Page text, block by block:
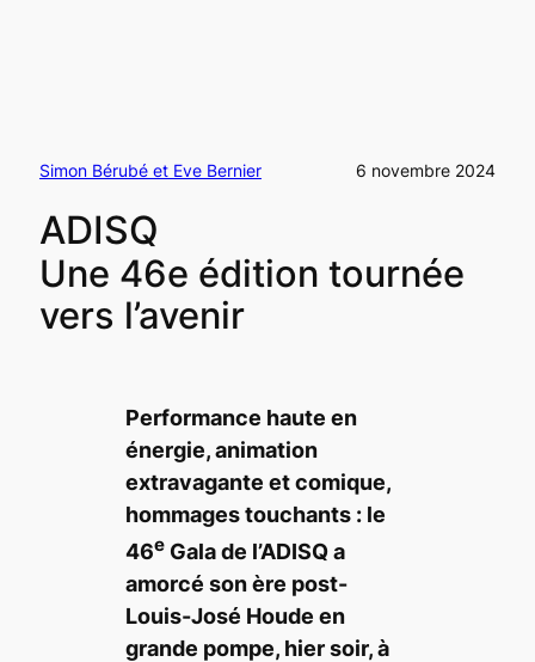
Simon Bérubé et Eve Bernier 6 novembre 2024
ADISQ
Une 46e édition tournée
vers l’avenir
Performance haute en
énergie, animation
extravagante et comique,
hommages touchants : le
46eGala de l’ADISQ a
amorcé son ère post-
Louis-José Houde en
grande pompe, hier soir, à